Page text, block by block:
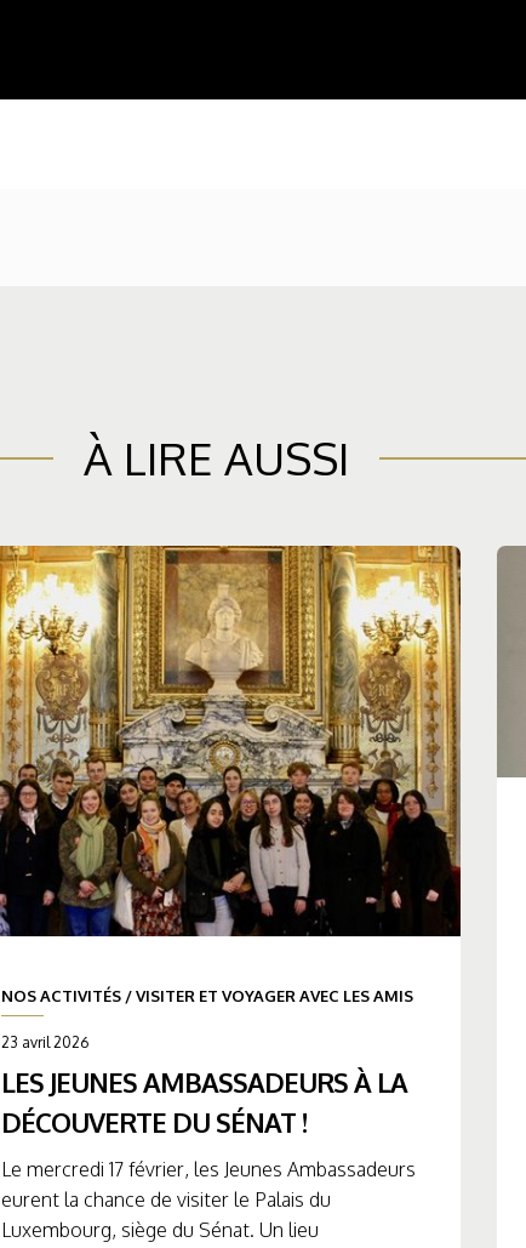
À LIRE AUSSI
NOS ACTIVITÉS/VISITER ET VOYAGER AVEC LES AMIS
23 avril 2026
LES JEUNES AMBASSADEURS À LA
DÉCOUVERTE DU SÉNAT !
Le mercredi 17 février, les Jeunes Ambassadeurs
eurent la chance de visiter le Palais du
Luxembourg, siège du Sénat. Un lieu